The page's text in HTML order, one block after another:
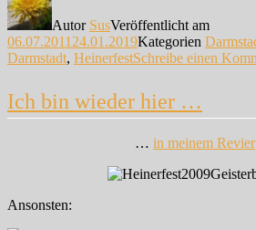
Autor SusVeröffentlicht am
06.07.2011 24.01.2019Kategorien
Darmstadt, HeinerfestSchreibe einen
Ich bin wieder hier …
… in meinem Revier
Ansonsten: